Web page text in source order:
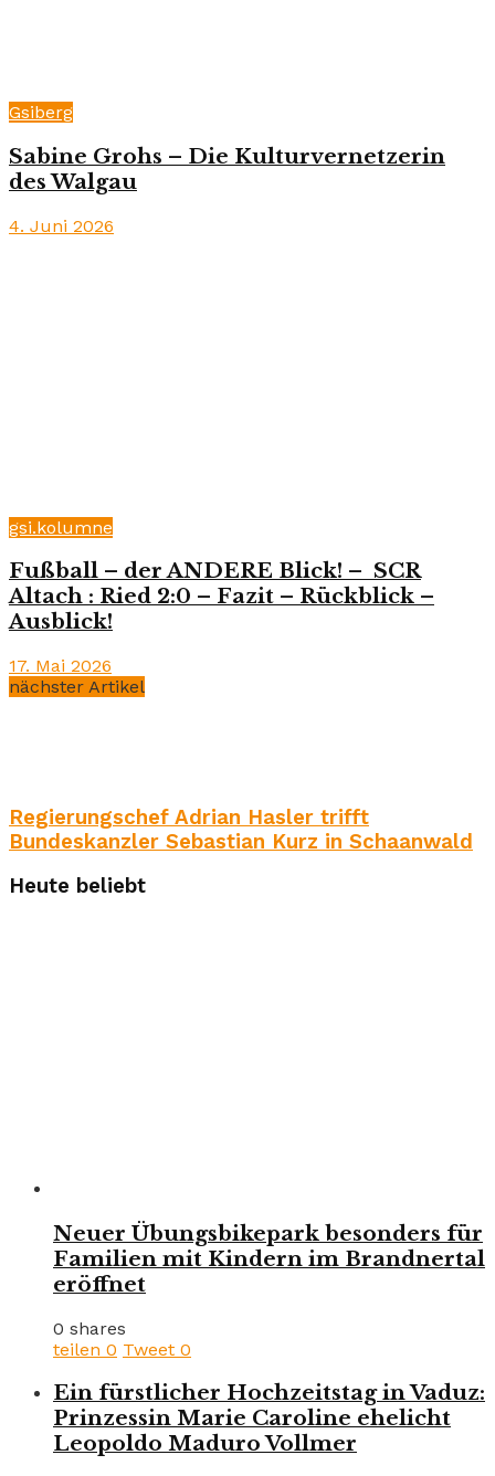
Gsiberg
Sabine Grohs – Die Kulturvernetzerin
des Walgau
4. Juni 2026
gsi.kolumne
Fußball – der ANDERE Blick! – SCR
Altach : Ried 2:0 – Fazit – Rückblick –
Ausblick!
17. Mai 2026
nächster Artikel
Regierungschef Adrian Hasler trifft
Bundeskanzler Sebastian Kurz in Schaanwald
Heute beliebt
Neuer Übungsbikepark besonders für
Familien mit Kindern im Brandnertal
eröffnet
0 shares
teilen 0 Tweet 0
Ein fürstlicher Hochzeitstag in Vaduz:
Prinzessin Marie Caroline ehelicht
Leopoldo Maduro Vollmer